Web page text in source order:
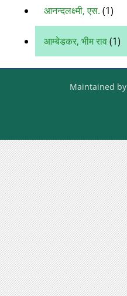
आनन्दलक्ष्मी, एस. (1)
आम्बेडकर, भीम राव(1)
Maintained